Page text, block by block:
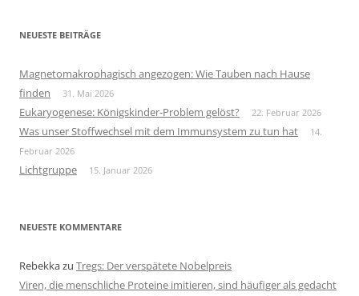
NEUESTE BEITRÄGE
Magnetomakrophagisch angezogen: Wie Tauben nach Hause
finden
31. Mai 2026
Eukaryogenese: Königskinder-Problem gelöst? 22. Februar 2026
Was unser Stoffwechsel mit dem Immunsystem zu tun hat
14.
Februar 2026
Lichtgruppe 15. Januar 2026
NEUESTE KOMMENTARE
Rebekkazu Tregs: Der verspätete Nobelpreis
Viren, die menschliche Proteine imitieren, sind häufiger als gedacht